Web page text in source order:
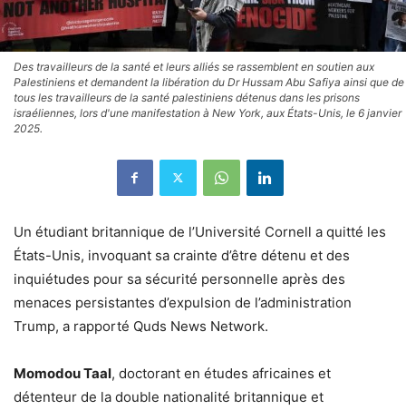
Des travailleurs de la santé et leurs alliés se rassemblent en soutien aux
Palestiniens et demandent la libération du Dr Hussam Abu Safiya ainsi que de
tous les travailleurs de la santé palestiniens détenus dans les prisons
israéliennes, lors d'une manifestation à New York, aux États-Unis, le 6 janvier
2025.
Un étudiant britannique de l’Université Cornell a quitté les
États-Unis, invoquant sa crainte d’être détenu et des
inquiétudes pour sa sécurité personnelle après des
menaces persistantes d’expulsion de l’administration
Trump, a rapporté Quds News Network.
Momodou Taal, doctorant en études africaines et
détenteur de la double nationalité britannique et